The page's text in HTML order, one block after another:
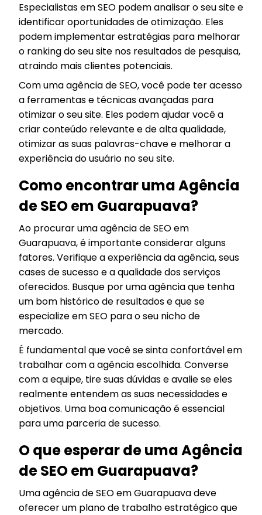
Especialistas em SEO podem analisar o seu site e
identificar oportunidades de otimização. Eles
podem implementar estratégias para melhorar
o ranking do seu site nos resultados de pesquisa,
atraindo mais clientes potenciais.
Com uma agência de SEO, você pode ter acesso
a ferramentas e técnicas avançadas para
otimizar o seu site. Eles podem ajudar você a
criar conteúdo relevante e de alta qualidade,
otimizar as suas palavras-chave e melhorar a
experiência do usuário no seu site.
Como encontrar uma Agência
de SEO em Guarapuava?
Ao procurar uma agência de SEO em
Guarapuava, é importante considerar alguns
fatores. Verifique a experiência da agência, seus
cases de sucesso e a qualidade dos serviços
oferecidos. Busque por uma agência que tenha
um bom histórico de resultados e que se
especialize em SEO para o seu nicho de
mercado.
É fundamental que você se sinta confortável em
trabalhar com a agência escolhida. Converse
com a equipe, tire suas dúvidas e avalie se eles
realmente entendem as suas necessidades e
objetivos. Uma boa comunicação é essencial
para uma parceria de sucesso.
O que esperar de uma Agência
de SEO em Guarapuava?
Uma agência de SEO em Guarapuava deve
oferecer um plano de trabalho estratégico que